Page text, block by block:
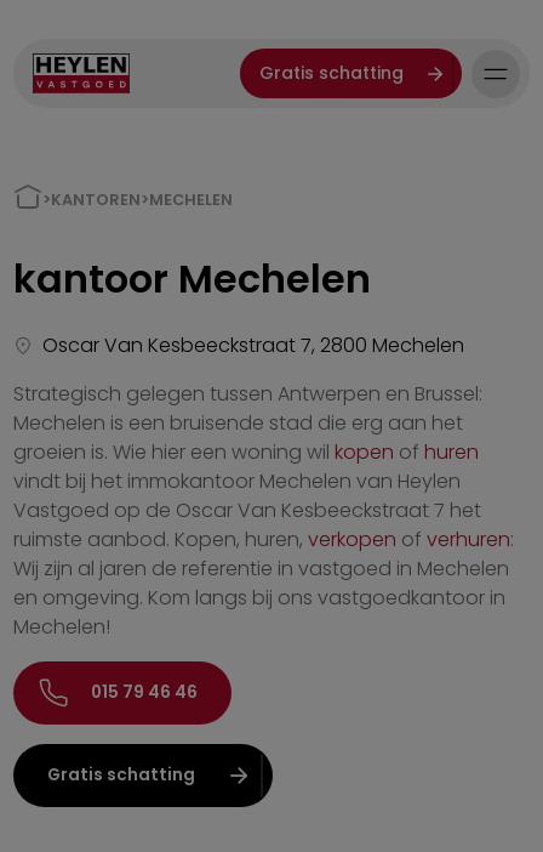
Gratis schatting
>KANTOREN>MECHELEN
kantoor Mechelen
Oscar Van Kesbeeckstraat 7, 2800 Mechelen
Strategisch gelegen tussen Antwerpen en Brussel:
Mechelen is een bruisende stad die erg aan het
groeien is. Wie hier een woning wil kopen of huren
vindt bij het immokantoor Mechelen van Heylen
Vastgoed op de Oscar Van Kesbeeckstraat 7 het
ruimste aanbod. Kopen, huren,verkopen ofverhuren:
Wij zijn al jaren de referentie in vastgoed in Mechelen
en omgeving. Kom langs bij ons vastgoedkantoor in
Mechelen!
015 79 46 46
Gratis schatting